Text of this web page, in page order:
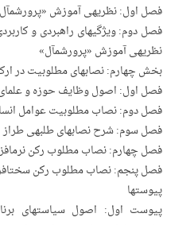
فصل اول: نظریه‏ی آموزش
فصل دوم: ویژگی‏های راهبردی و
نظریه‏ی آموزش «پرورش‏مآل»
بخش چهارم: نصاب‏های مطلوبیت در
فصل اول: اصول وظایف حوزه و
فصل دوم: نصاب مطلوبیت عوامل
فصل سوم: شرح نصاب‏های طلبه‏ی طراز
فصل چهارم: نصاب مطلوب رکن
فصل پنجم: نصاب مطلوب رکن
پیوست‏ها
پیوست اول: اصول سیاست‏های